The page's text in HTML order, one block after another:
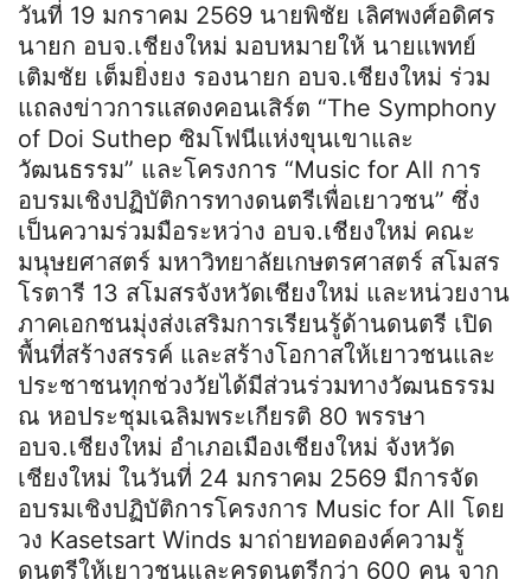
วันที่ 19 มกราคม 2569 นายพิชัย เลิศพงศ์อดิศร
นายก อบจ.เชียงใหม่ มอบหมายให้ นายแพทย์
เติมชัย เต็มยิ่งยง รองนายก อบจ.เชียงใหม่ ร่วม
แถลงข่าวการแสดงคอนเสิร์ต “The Symphony
of Doi Suthep ซิมโฟนีแห่งขุนเขาและ
วัฒนธรรม” และโครงการ “Music for All การ
อบรมเชิงปฏิบัติการทางดนตรีเพื่อเยาวชน” ซึ่ง
เป็นความร่วมมือระหว่าง อบจ.เชียงใหม่ คณะ
มนุษยศาสตร์ มหาวิทยาลัยเกษตรศาสตร์ สโมสร
โรตารี 13 สโมสรจังหวัดเชียงใหม่ และหน่วยงาน
ภาคเอกชนมุ่งส่งเสริมการเรียนรู้ด้านดนตรี เปิด
พื้นที่สร้างสรรค์ และสร้างโอกาสให้เยาวชนและ
ประชาชนทุกช่วงวัยได้มีส่วนร่วมทางวัฒนธรรม
ณ หอประชุมเฉลิมพระเกียรติ 80 พรรษา
อบจ.เชียงใหม่ อำเภอเมืองเชียงใหม่ จังหวัด
เชียงใหม่ ในวันที่ 24 มกราคม 2569 มีการจัด
อบรมเชิงปฏิบัติการโครงการ Music for All โดย
วง Kasetsart Winds มาถ่ายทอดองค์ความรู้
ดนตรีให้เยาวชนและครูดนตรีกว่า 600 คน จาก